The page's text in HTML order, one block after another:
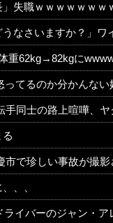
失職ｗｗｗｗｗｗｗ
「直葬で(即答)」→結果ァw w w w w w
62kg→82kgに
確定らしい←お前らは勿論わかるよな？？？？？
嘩、ヤクザのようだと海外で話
珍しい事故が撮影される
、、
レジと25年の〝夫婦生活〟に終